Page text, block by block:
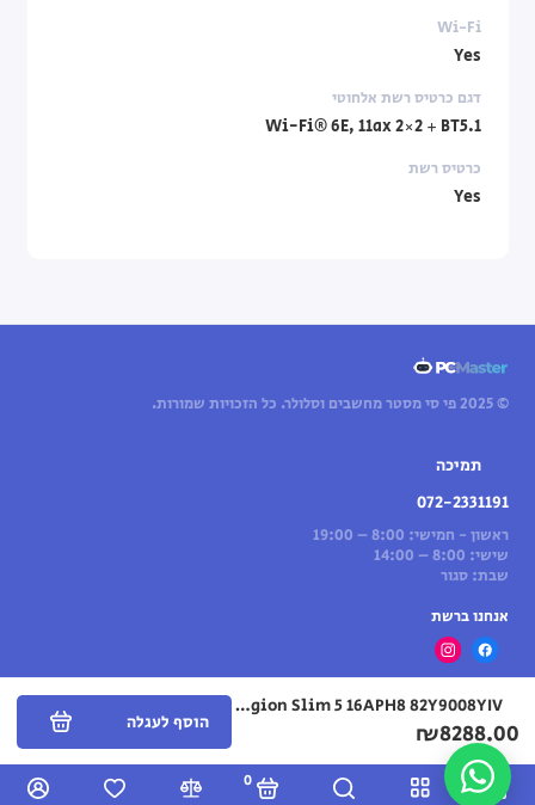
0
Legion Slim 5 16APH8 82Y9008YIV ללא מערכת הפעלה
₪8288.00 הוסף לעגלה
Wi-Fi
Yes
דגם כרטיס רשת אלחוטי
Wi-Fi® 6E, 11ax 2×2 + BT5.1
כרטיס רשת
Yes
© 2025 פי סי מסטר מחשבים וסלולר. כל הזכויות שמורות.
תמיכה
072-2331191
ראשון - חמישי: 8:00 – 19:00
שישי: 8:00 – 14:00
שבת: סגור
אנחנו ברשת